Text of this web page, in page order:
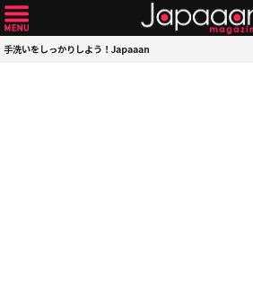
手洗いをしっかりしよう！Japaaan